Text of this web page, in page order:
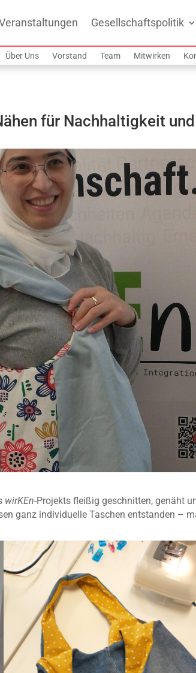
Gesellschaftspolitik
Über Uns Vorstand Team Mitwirken
für Nachhaltigkeit
wirKEn-Projekts fleißig geschnitten, genäht
ganz individuelle Taschen entstanden –